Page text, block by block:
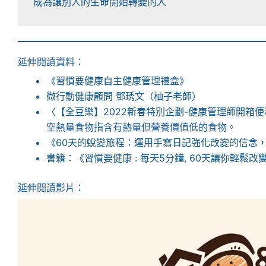
成為讓別人的生命開始轉變的人
延伸閱讀資料：
《習慣要健康自主健康管理禮盒》
微行動健康顧問 鄧琇文（柚子老師）
〈【全豆樂】2022新春特別企劃-健康管理師開箱
空熱量食物指含有熱量但營養價值低的食物。
《60天的蛻變旅程：運用手寫日記強化改變的信念
書籍：《習慣要健康 : 每天5分鐘, 60天讓你輕鬆改
延伸閱讀影片：